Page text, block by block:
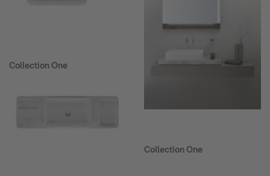
Collection One
Collection One